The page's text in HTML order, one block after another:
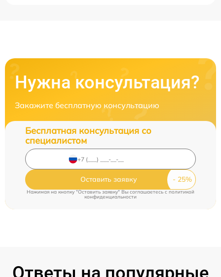
Нужна консультация?
Закажите бесплатную консультацию
Бесплатная консультация со
специалистом
Оставить заявку
Нажимая на кнопку "Оставить заявку" Вы соглашаетесь cполитикой
конфиденциальности